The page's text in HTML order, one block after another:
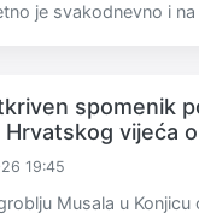
je svakodnevno i
spomenik
Hrvatskog vijeća
19:45
Musala u Konjicu